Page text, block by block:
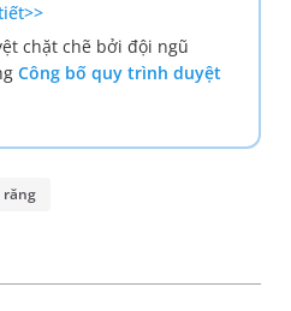
chặt chẽ bởi đội ngũ
Công bố quy trình duyệt
răng